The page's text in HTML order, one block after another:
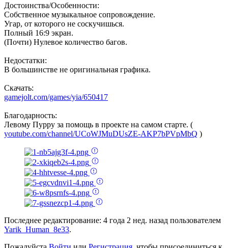
Достоинства/Особенности:
Собственное музыкальное сопровождение.
Угар, от которого не соскучишься.
Полный 16:9 экран.
(Почти) Нулевое количество багов.
Недостатки:
В большинстве не оригинальная графика.
Скачать:
gamejolt.com/games/yia/650417
Благодарность:
Левому Пурру за помощь в проекте на самом старте. (
youtube.com/channel/UCoWJMuDUsZE-AKP7bPVpMbQ )
Последнее редактирование: 4 года 2 нед. назад пользователем
Yarik_Human_8e33.